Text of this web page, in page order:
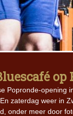
op
Popronde-opening
zaterdag weer in
onder meer door